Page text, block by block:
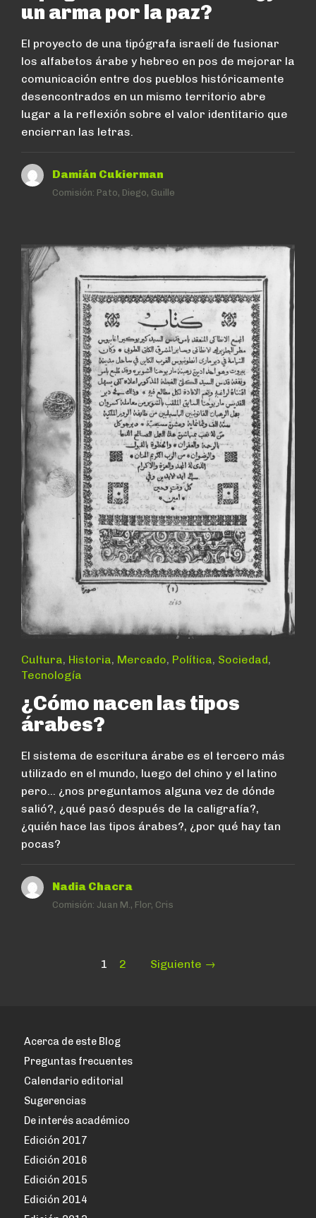
un arma por la paz?
El proyecto de una tipógrafa israelí de fusionar
los alfabetos árabe y hebreo en pos de mejorar la
comunicación entre dos pueblos históricamente
desencontrados en un mismo territorio abre
lugar a la reflexión sobre el valor identitario que
encierran las letras.
Damián Cukierman
Comisión: Pato, Diego, Guille
Cultura, Historia, Mercado, Política, Sociedad,
Tecnología
¿Cómo nacen las tipos
árabes?
El sistema de escritura árabe es el tercero más
utilizado en el mundo, luego del chino y el latino
pero… ¿nos preguntamos alguna vez de dónde
salió?, ¿qué pasó después de la caligrafía?,
¿quién hace las tipos árabes?, ¿por qué hay tan
pocas?
Nadia Chacra
Comisión: Juan M., Flor, Cris
Paginación
Page
1 Page
2 Siguiente →
Acerca de este Blog
Preguntas frecuentes
Calendario editorial
Sugerencias
De interés académico
Edición 2017
Edición 2016
Edición 2015
Edición 2014